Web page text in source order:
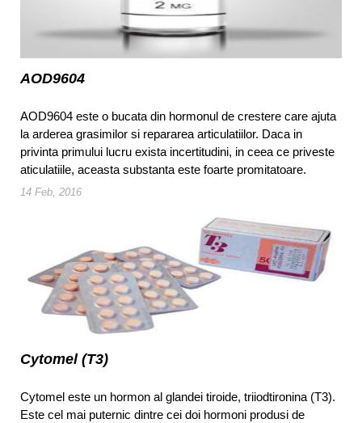
AOD9604
AOD9604 este o bucata din hormonul de crestere care ajuta
la arderea grasimilor si repararea articulatiilor. Daca in
privinta primului lucru exista incertitudini, in ceea ce priveste
aticulatiile, aceasta substanta este foarte promitatoare.
14 Feb, 2016
Cytomel (T3)
Cytomel este un hormon al glandei tiroide, triiodtironina (T3).
Este cel mai puternic dintre cei doi hormoni produsi de